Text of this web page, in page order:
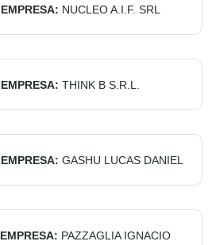
EMPRESA: NUCLEO A.I.F. SRL
EMPRESA: THINK B S.R.L.
EMPRESA: GASHU LUCAS DANIEL
EMPRESA: PAZZAGLIA IGNACIO